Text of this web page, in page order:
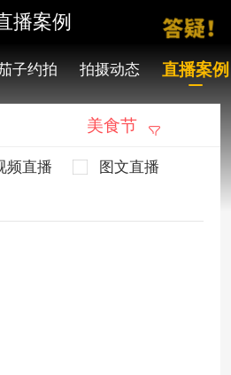
播案例
子约拍 拍摄动态 直播案例
美食节
频直播
图文直播